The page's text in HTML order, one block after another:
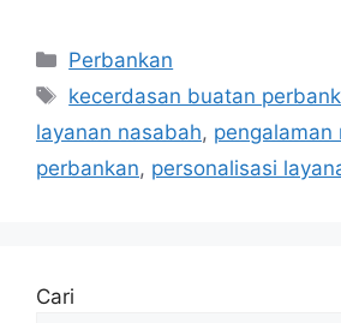
Kategori
Perbankan
Tag
kecerdasan buatan
layanan nasabah, pengalaman
perbankan, personalisasi
Cari